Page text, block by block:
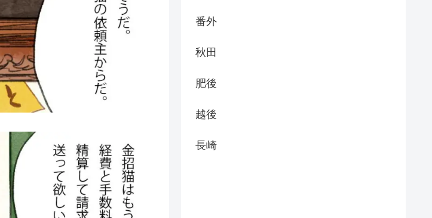
番外
秋田
肥後
越後
長崎